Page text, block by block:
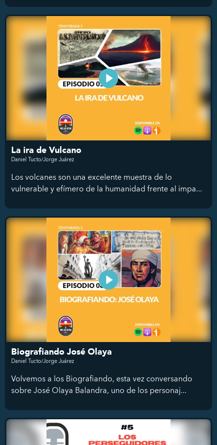
La ira de Vulcano
Daniel Tucto/Jorge Juárez
Los volcanes son una excelente muestra de lo
vulnerable y efímero de la humanidad frente al impa...
Biografiando José Olaya
Daniel Tucto/Jorge Juárez
Volvemos a los Biografiando, esta vez conversando
sobre José Olaya Balandra, uno de los personaj...